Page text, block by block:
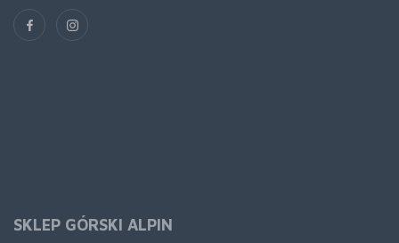
SKLEP GÓRSKI ALPIN